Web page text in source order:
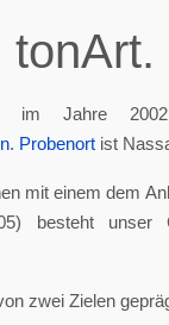
Jahre 2002
. Probenort ist
mit einem dem
besteht
zwei Zielen